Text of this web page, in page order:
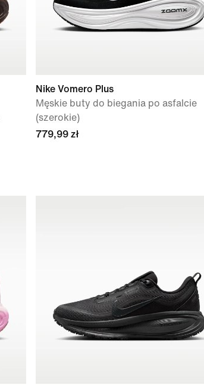
Nike Vomero Plus
Męskie buty do biegania po asfalcie
(szerokie)
779,99 zł